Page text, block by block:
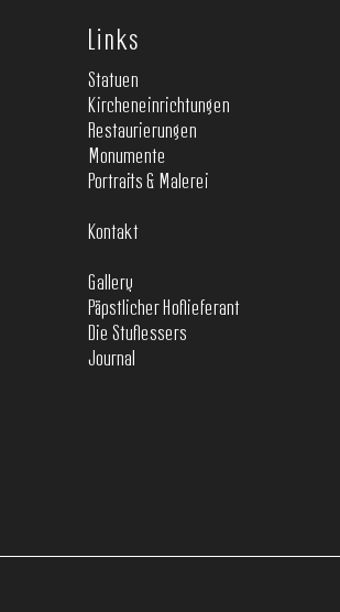
Links
Statuen
Kircheneinrichtungen
Restaurierungen
Monumente
Portraits & Malerei
Kontakt
Gallery
Päpstlicher Hoflieferant
Die Stuflessers
Journal